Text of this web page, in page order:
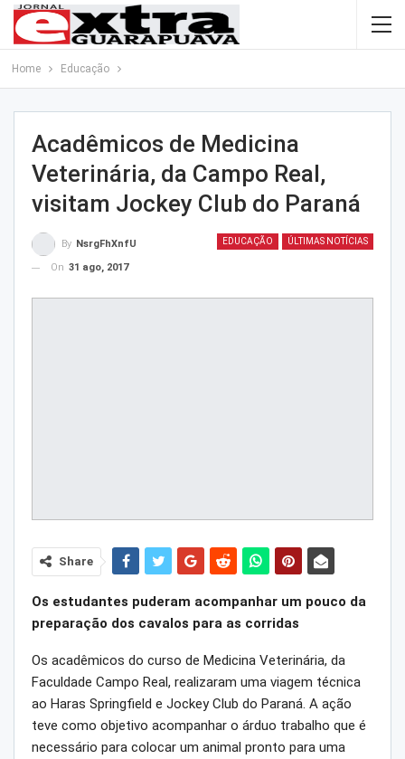
Home Educação
Acadêmicos de Medicina
Veterinária, da Campo Real,
visitam Jockey Club do Paraná
EDUCAÇÃO ÚLTIMAS NOTÍCIAS
By NsrgFhXnfU
On 31 ago, 2017
Share
Os estudantes puderam acompanhar um pouco da
preparação dos cavalos para as corridas
Os acadêmicos do curso de Medicina Veterinária, da
Faculdade Campo Real, realizaram uma viagem técnica
ao Haras Springfield e Jockey Club do Paraná. A ação
teve como objetivo acompanhar o árduo trabalho que é
necessário para colocar um animal pronto para uma